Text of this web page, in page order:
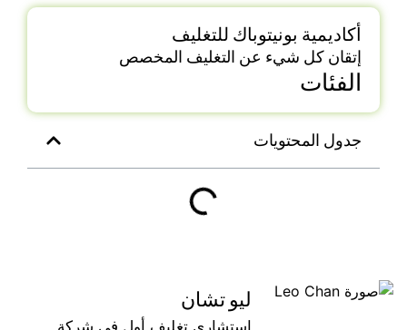
أكاديمية بونيتوباك للتغليف
إتقان كل شيء عن التغليف المخصص
الفئات
جدول المحتويات
ليو تشان